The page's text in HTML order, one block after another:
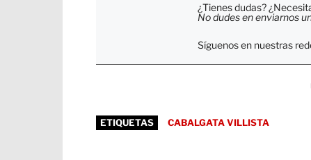
¿Tienes dudas?
No dudes en enviarnos
Síguenos en nuestras
ETIQUETAS CABALGATA VILLISTA